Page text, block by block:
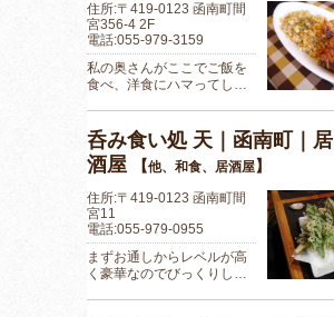
住所:〒419-0123 函南町間
宮356-4 2F
電話:055-979-3159
私の奥さんがここでご飯を
食べ、洋食にハマってし…
呑み食い処 天｜函南町｜居
酒屋
【他、和食、居酒屋】
住所:〒419-0123 函南町間
宮11
電話:055-979-0955
まずお通しからレベルが高
く豪華なのでびっくりし…